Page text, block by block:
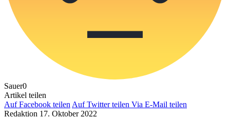
Sauer0
Artikel teilen
Auf Facebook teilenAuf Twitter teilen Via E-Mail teilen
Redaktion 17. Oktober 2022